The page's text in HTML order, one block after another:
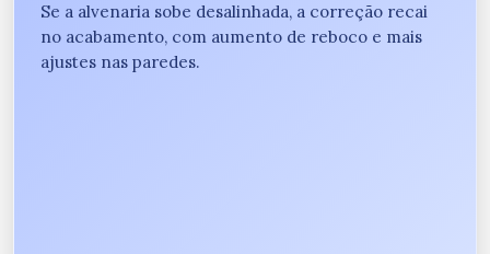
Se a alvenaria sobe desalinhada, a correção recai
no acabamento, com aumento de reboco e mais
ajustes nas paredes.